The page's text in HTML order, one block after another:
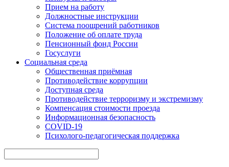
Прием на работу
Должностные инструкции
Система поощрений работников
Положение об оплате труда
Пенсионный фонд России
Госуслуги
Социальная среда
Общественная приёмная
Противодействие коррупции
Доступная среда
Противодействие терроризму и экстремизму
Компенсация стоимости проезда
Информационная безопасность
COVID-19
Психолого-педагогическая поддержка